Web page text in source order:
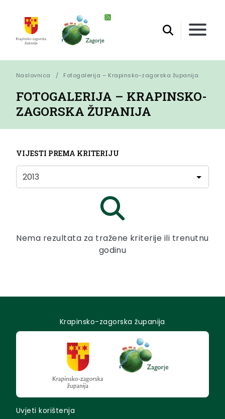
Naslovnica Fotogalerija – Krapinsko-zagorska županija
FOTOGALERIJA – KRAPINSKO-
ZAGORSKA ŽUPANIJA
VIJESTI PREMA KRITERIJU
Nema rezultata za tražene kriterije ili trenutnu
godinu
Krapinsko-zagorska županija
Uvjeti korištenja